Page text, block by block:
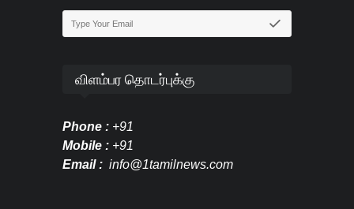
விளம்பர தொடர்புக்கு
Phone : +91
Mobile : +91
Email : info@1tamilnews.com